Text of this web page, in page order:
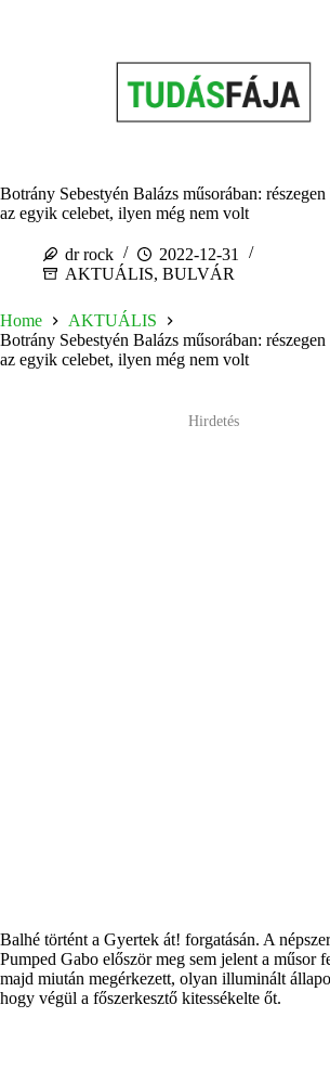
Botrány Sebestyén Balázs műsorában:
az egyik celebet, ilyen még nem volt
dr rock
2022-12-31
AKTUÁLIS, BULVÁR
Home
AKTUÁLIS
Botrány Sebestyén Balázs műsorában:
az egyik celebet, ilyen még nem volt
Hirdetés
Balhé történt a Gyertek át! forgatásán. A
Pumped Gabo először meg sem jelent a műsor
majd miután megérkezett, olyan illuminált
hogy végül a főszerkesztő kitessékelte őt.